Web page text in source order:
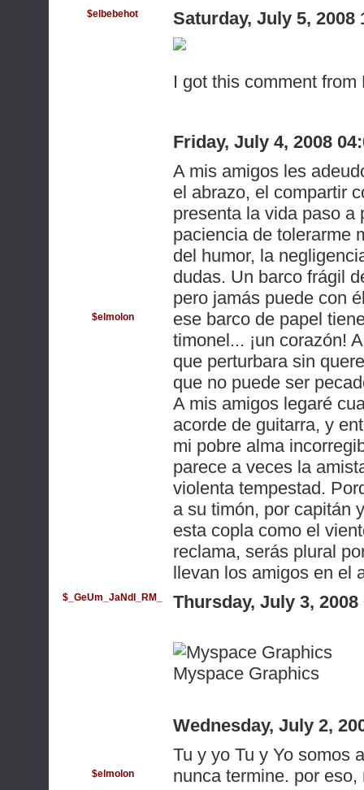
$elbebehot Saturday, July 5, 2008
I got this comment
$elmolon
Friday, July 4, 2008
A mis amigos les
el abrazo, el compartir
presenta la vida paso a
paciencia de tolerarme
del humor, la
dudas. Un barco frágil
pero jamás puede con
ese barco de papel
timonel... ¡un corazón!
que perturbara sin
que no puede ser
A mis amigos legaré
acorde de guitarra, y
mi pobre alma
parece a veces la
violenta tempestad.
a su timón, por capitán
esta copla como el
reclama, serás plural
llevan los amigos en el
$_GeUm_JaNdI_RM_ Thursday, July 3, 2008
Myspace Graphics
$elmolon
Wednesday, July 2,
Tu y yo Tu y Yo somos
nunca termine. por